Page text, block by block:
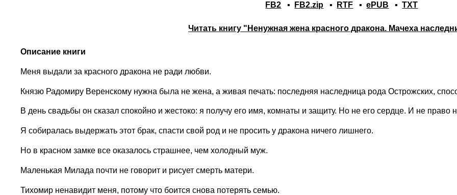
FB2 ▪ FB2.zip ▪ RTF ▪ePUB ▪TXT
Читать книгу "Ненужная жена красного дракона. Мачеха
Описание книги
Меня выдали за красного дракона не ради любви.
Князю Радомиру Веренскому нужна была не жена, а живая печать: последняя наследница рода Острожских,
В день свадьбы он сказал спокойно и жестоко: я получу его имя, комнаты и защиту. Но не его сердце. И не право
Я собиралась выдержать этот брак, спасти свой род и не просить у дракона ничего лишнего.
Но в красном замке все оказалось страшнее, чем холодный муж.
Маленькая Милада почти не говорит и рисует смерть матери.
Тихомир ненавидит меня, потому что боится снова потерять семью.